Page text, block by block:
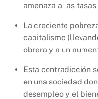
amenaza a las
La creciente
capitalismo
obrera y a un
Esta contradicción
en una sociedad
desempleo y el